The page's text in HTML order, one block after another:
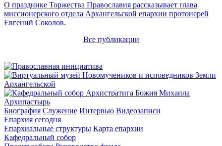
О празднике Торжества Православия рассказывает глава
миссионерского отдела Архангельской епархии протоиерей
Евгений Соколов.
Все публикации
Архипастырь
Биография Служение Интервью Видеозаписи
Епархия сегодня
Епархиальные структуры Карта епархии
Кафедральный собор